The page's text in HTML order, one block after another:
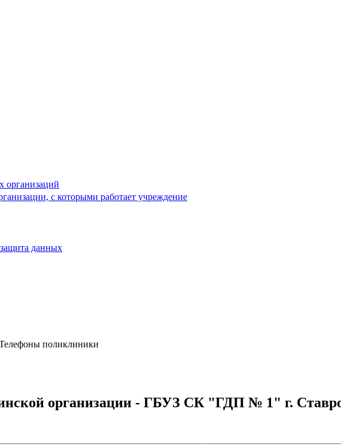
организаций
с которыми работает учреждение
данных
поликлиники
организации - ГБУЗ СК "ГДП № 1" г.